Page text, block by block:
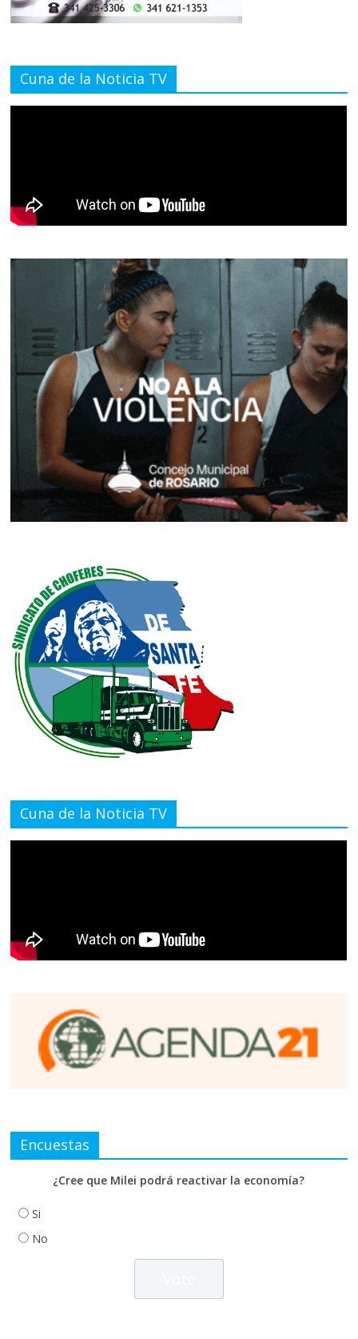
Cuna de la Noticia TV
Cuna de la Noticia TV
Encuestas
¿Cree que Milei podrá reactivar la economía?
Si
No